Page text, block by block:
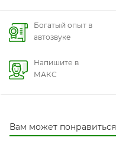
Богатый опыт в
автозвуке
Напишите в
МАКС
Вам может понравиться